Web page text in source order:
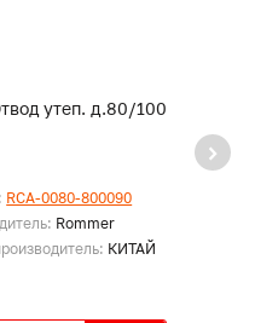
утеп. д.80/100
RCA-0080-800090
Rommer
КИТАЙ
2000